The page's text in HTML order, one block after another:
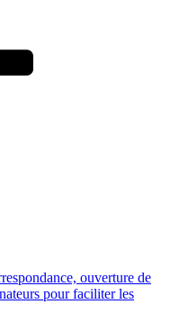
ouverture de
pour faciliter les